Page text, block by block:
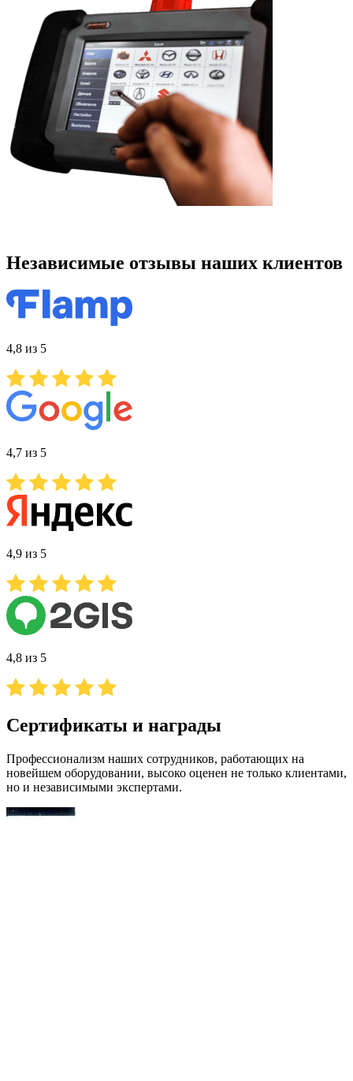
Независимые отзывы наших клиентов
4,8 из 5
4,7 из 5
4,9 из 5
4,8 из 5
Сертификаты и награды
Профессионализм наших сотрудников, работающих на
новейшем оборудовании, высоко оценен не только клиентами,
но и независимыми экспертами.